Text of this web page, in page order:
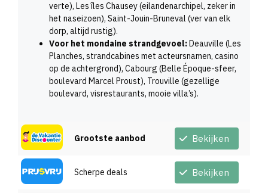
verte), Les îles Chausey (eilandenarchipel, zeker in
het naseizoen), Saint-Jouin-Bruneval (ver van elk
dorp, altijd rustig).
Voor het mondaine strandgevoel: Deauville (Les
Planches, strandcabines met acteursnamen, casino
op de achtergrond), Cabourg (Belle Époque-sfeer,
boulevard Marcel Proust), Trouville (gezellige
boulevard, visrestaurants, mooie villa’s).
Grootste aanbod Bekijken
Scherpe deals Bekijken